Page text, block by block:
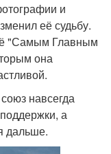
и
её судьбу.
"Самым Главным
она
навсегда
а
дальше.